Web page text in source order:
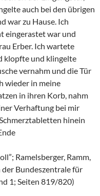
auch bei den übrigen
war zu Hause. Ich
eingerastet war und
Erber. Ich wartete
klopfte und klingelte
vernahm und die Tür
wieder in meine
in ihren Korb, nahm
Verhaftung bei mir
hinein
Ramelsberger, Ramm,
der Bundeszentrale für
1; Seiten 819/820)